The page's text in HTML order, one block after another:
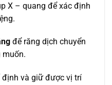
X – quang để xác định
để răng dịch chuyển
muốn.
định và giữ được vị trí